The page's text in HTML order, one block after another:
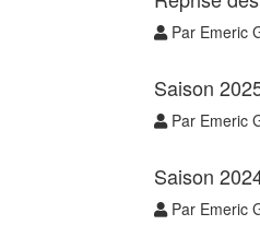
Par Emeric
Saison
Par Emeric
Saison
Par Emeric